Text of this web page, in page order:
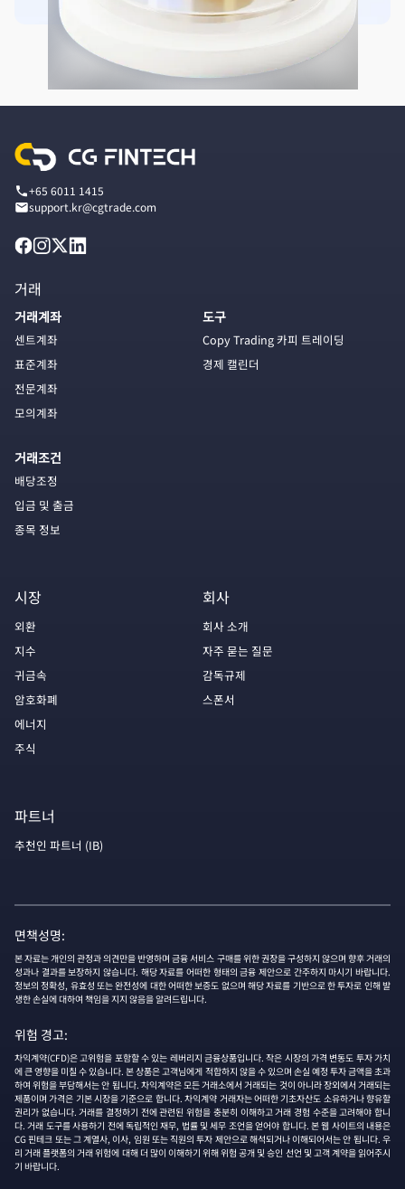
+65 6011 1415
support.kr@cgtrade.com
거래
거래계좌
센트계좌
표준계좌
전문계좌
모의계좌
거래조건
배당조정
입금 및 출금
종목 정보
도구
Copy Trading 카피 트레이딩
경제 캘린더
시장
외환
지수
귀금속
암호화폐
에너지
주식
회사
회사 소개
자주 묻는 질문
감독규제
스폰서
파트너
추천인 파트너 (IB)
면책성명:
본 자료는 개인의 관정과 의견만을 반영하며 금융 서비스 구매를 위한 권장을 구성하지 않으며 향후 거래의
성과나 결과를 보장하지 않습니다. 해당 자료를 어떠한 형태의 금융 제안으로 간주하지 마시기 바랍니다.
정보의 정확성, 유효성 또는 완전성에 대한 어떠한 보증도 없으며 해당 자료를 기반으로 한 투자로 인해 발
생한 손실에 대하여 책임을 지지 않음을 알려드립니다.
위험 경고:
차익계약(CFD)은 고위험을 포함할 수 있는 레버리지 금융상품입니다. 작은 시장의 가격 변동도 투자 가치
에 큰 영향을 미칠 수 있습니다. 본 상품은 고객님에게 적합하지 않을 수 있으며 손실 예정 투자 금액을 초과
하여 위험을 부담해서는 안 됩니다. 차익계약은 모든 거래소에서 거래되는 것이 아니라 장외에서 거래되는
제품이며 가격은 기본 시장을 기준으로 합니다. 차익계약 거래자는 어떠한 기초자산도 소유하거나 향유할
권리가 없습니다. 거래를 결정하기 전에 관련된 위험을 충분히 이해하고 거래 경험 수준을 고려해야 합니
다. 거래 도구를 사용하기 전에 독립적인 재무, 법률 및 세무 조언을 얻어야 합니다. 본 웹 사이트의 내용은
CG 핀테크 또는 그 계열사, 이사, 임원 또는 직원의 투자 제안으로 해석되거나 이해되어서는 안 됩니다. 우
리 거래 플랫폼의 거래 위험에 대해 더 많이 이해하기 위해 위험 공개 및 승인 선언 및 고객 계약을 읽어주시
기 바랍니다.